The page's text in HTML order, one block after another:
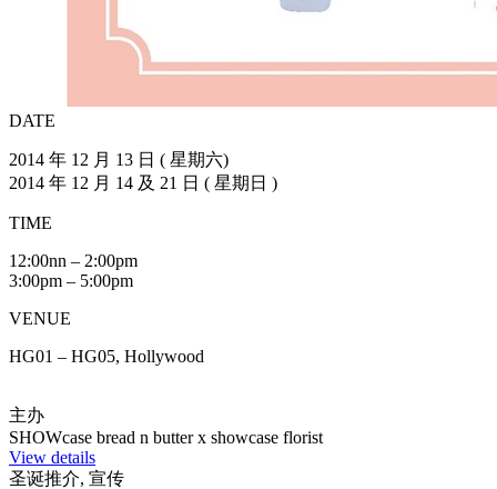
DATE
2014 年 12 月 13 日 ( 星期六)
2014 年 12 月 14 及 21 日 ( 星期日 )
TIME
12:00nn – 2:00pm
3:00pm – 5:00pm
VENUE
HG01 – HG05, Hollywood
主办
SHOWcase bread n butter x showcase florist
View details
圣诞推介, 宣传